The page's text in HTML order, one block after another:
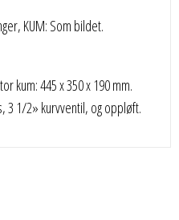
KUM: Som bildet.
kum: 445 x 350 x 190 mm.
3 1/2» kurvventil, og oppløft.